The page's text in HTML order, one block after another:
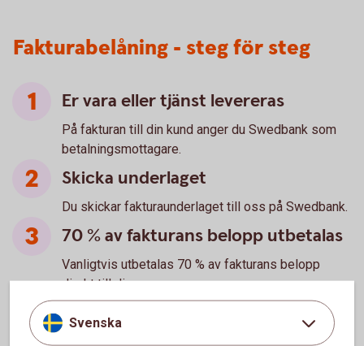
Fakturabelåning - steg för steg
Er vara eller tjänst levereras
På fakturan till din kund anger du Swedbank som
betalningsmottagare.
Skicka underlaget
Du skickar fakturaunderlaget till oss på Swedbank.
70 % av fakturans belopp utbetalas
Vanligtvis utbetalas 70 % av fakturans belopp
direkt till dig.
Betalning av fakturan
Din kund betalar fakturan.
Svenska